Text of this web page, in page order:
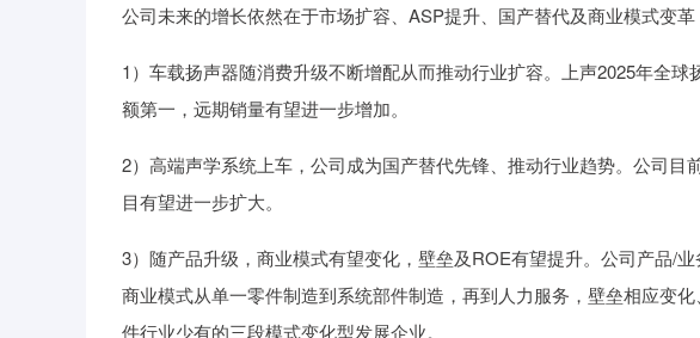
公司未来的增长依然在于市场扩容、ASP提升、国产替代及商业模式变革
1）车载扬声器随消费升级不断增配从而推动行业扩容。上声2025年全
额第一，远期销量有望进一步增加。
2）高端声学系统上车，公司成为国产替代先锋、推动行业趋势。公司
目有望进一步扩大。
3）随产品升级，商业模式有望变化，壁垒及ROE有望提升。公司产品/
商业模式从单一零件制造到系统部件制造，再到人力服务，壁垒相应变
件行业少有的三段模式变化型发展企业。